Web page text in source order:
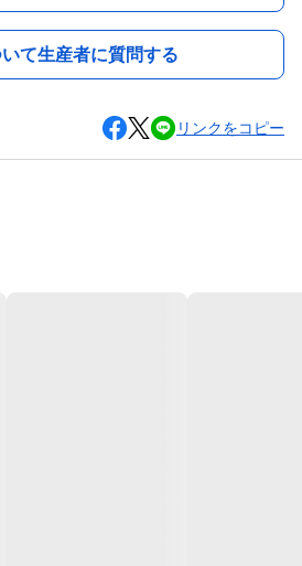
て生産者に質問する
リンクをコピー